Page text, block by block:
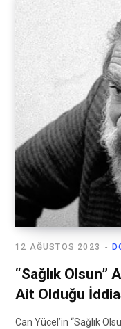
12 AĞUSTOS 2023
“Sağlık Olsun”
Ait Olduğu
Can Yücel’in “Sağlık